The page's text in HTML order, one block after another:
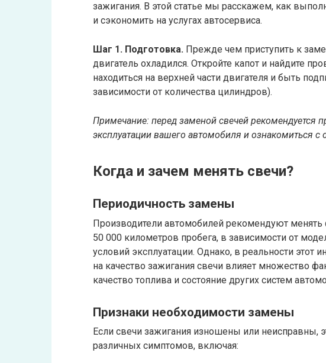
зажигания. В этой статье мы расскажем, как
и сэкономить на услугах автосервиса.
Шаг 1. Подготовка. Прежде чем приступить к
двигатель охладился. Откройте капот и найдите
находиться на верхней части двигателя и быть
зависимости от количества цилиндров).
Примечание: перед заменой свечей рекомендуется
эксплуатации вашего автомобиля и ознакомиться
Когда и зачем менять свечи?
Периодичность замены
Производители автомобилей рекомендуют
50 000 километров пробега, в зависимости от
условий эксплуатации. Однако, в реальности этот
на качество зажигания свечи влияет множество
качество топлива и состояние других систем
Признаки необходимости замены
Если свечи зажигания изношены или неисправны,
различных симптомов, включая: